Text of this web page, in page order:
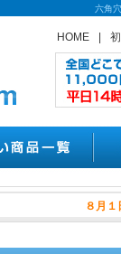
六角
HOME
８月